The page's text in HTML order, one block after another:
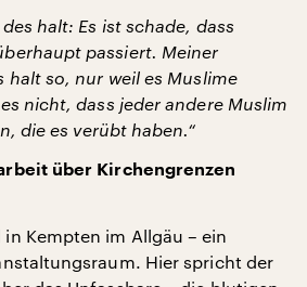
halt: Es ist schade, dass
passiert. Meiner
halt so, nur weil es Muslime
nicht, dass jeder andere Muslim
die es verübt haben.“
über Kirchengrenzen
in Kempten im Allgäu – ein
Hier spricht der